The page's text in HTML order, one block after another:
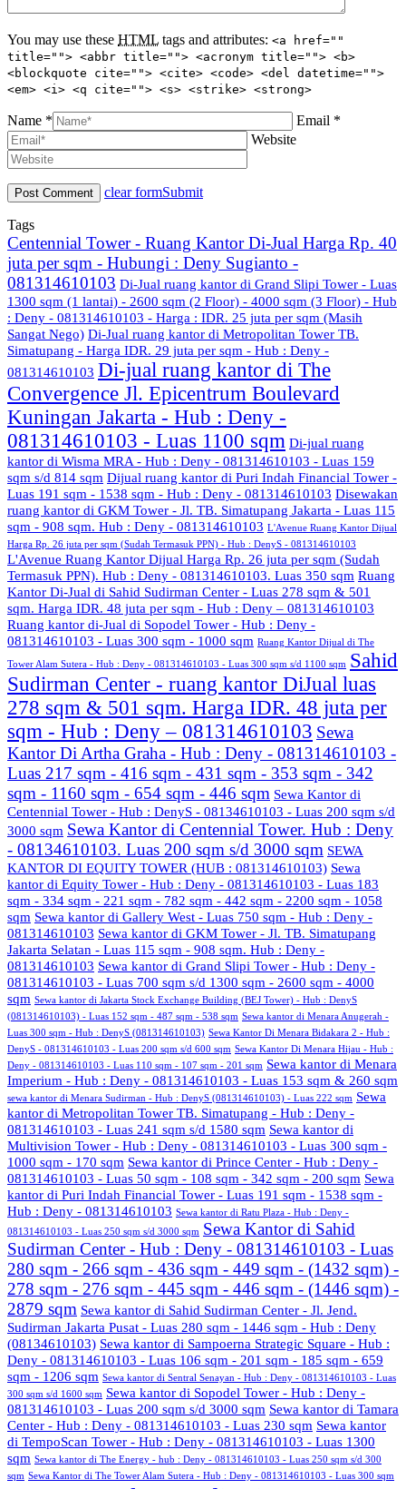
You may use these HTML tags and attributes: <a href=""
title=""> <abbr title=""> <acronym title=""> <b>
<blockquote cite=""> <cite> <code> <del datetime="">
<em> <i> <q cite=""> <s> <strike> <strong>
Name *
Email *
Website
clear formSubmit
Tags
Centennial Tower - Ruang Kantor Di-Jual Harga Rp. 40
juta per sqm - Hubungi : Deny Sugianto -
081314610103 Di-Jual ruang kantor di Grand Slipi Tower - Luas
1300 sqm (1 lantai) - 2600 sqm (2 Floor) - 4000 sqm (3 Floor) - Hub
: Deny - 081314610103 - Harga : IDR. 25 juta per sqm (Masih
Sangat Nego) Di-Jual ruang kantor di Metropolitan Tower TB.
Simatupang - Harga IDR. 29 juta per sqm - Hub : Deny -
081314610103 Di-jual ruang kantor di The
Convergence Jl. Epicentrum Boulevard
Kuningan Jakarta - Hub : Deny -
081314610103 - Luas 1100 sqm Di-jual ruang
kantor di Wisma MRA - Hub : Deny - 081314610103 - Luas 159
sqm s/d 814 sqm Dijual ruang kantor di Puri Indah Financial Tower -
Luas 191 sqm - 1538 sqm - Hub : Deny - 081314610103 Disewakan
ruang kantor di GKM Tower - Jl. TB. Simatupang Jakarta - Luas 115
sqm - 908 sqm. Hub : Deny - 081314610103 L'Avenue Ruang Kantor Dijual
Harga Rp. 26 juta per sqm (Sudah Termasuk PPN) - Hub : DenyS - 081314610103
L'Avenue Ruang Kantor Dijual Harga Rp. 26 juta per sqm (Sudah
Termasuk PPN). Hub : Deny - 081314610103. Luas 350 sqm Ruang
Kantor Di-Jual di Sahid Sudirman Center - Luas 278 sqm & 501
sqm. Harga IDR. 48 juta per sqm - Hub : Deny – 081314610103
Ruang kantor di-Jual di Sopodel Tower - Hub : Deny -
081314610103 - Luas 300 sqm - 1000 sqm Ruang Kantor Dijual di The
Tower Alam Sutera - Hub : Deny - 081314610103 - Luas 300 sqm s/d 1100 sqm Sahid
Sudirman Center - ruang kantor DiJual luas
278 sqm & 501 sqm. Harga IDR. 48 juta per
sqm - Hub : Deny – 081314610103 Sewa
Kantor Di Artha Graha - Hub : Deny - 081314610103 -
Luas 217 sqm - 416 sqm - 431 sqm - 353 sqm - 342
sqm - 1160 sqm - 654 sqm - 446 sqm Sewa Kantor di
Centennial Tower - Hub : DenyS - 08134610103 - Luas 200 sqm s/d
3000 sqm Sewa Kantor di Centennial Tower. Hub : Deny
- 08134610103. Luas 200 sqm s/d 3000 sqm SEWA
KANTOR DI EQUITY TOWER (HUB : 081314610103) Sewa
kantor di Equity Tower - Hub : Deny - 081314610103 - Luas 183
sqm - 334 sqm - 221 sqm - 782 sqm - 442 sqm - 2200 sqm - 1058
sqm Sewa kantor di Gallery West - Luas 750 sqm - Hub : Deny -
081314610103 Sewa kantor di GKM Tower - Jl. TB. Simatupang
Jakarta Selatan - Luas 115 sqm - 908 sqm. Hub : Deny -
081314610103 Sewa kantor di Grand Slipi Tower - Hub : Deny -
081314610103 - Luas 700 sqm s/d 1300 sqm - 2600 sqm - 4000
sqm Sewa kantor di Jakarta Stock Exchange Building (BEJ Tower) - Hub : DenyS
(081314610103) - Luas 152 sqm - 487 sqm - 538 sqm Sewa kantor di Menara Anugerah -
Luas 300 sqm - Hub : DenyS (081314610103) Sewa Kantor Di Menara Bidakara 2 - Hub :
DenyS - 081314610103 - Luas 200 sqm s/d 600 sqm Sewa Kantor Di Menara Hijau - Hub :
Deny - 081314610103 - Luas 110 sqm - 107 sqm - 201 sqm Sewa kantor di Menara
Imperium - Hub : Deny - 081314610103 - Luas 153 sqm & 260 sqm
sewa kantor di Menara Sudirman - Hub : DenyS (081314610103) - Luas 222 sqm Sewa
kantor di Metropolitan Tower TB. Simatupang - Hub : Deny -
081314610103 - Luas 241 sqm s/d 1580 sqm Sewa kantor di
Multivision Tower - Hub : Deny - 081314610103 - Luas 300 sqm -
1000 sqm - 170 sqm Sewa kantor di Prince Center - Hub : Deny -
081314610103 - Luas 50 sqm - 108 sqm - 342 sqm - 200 sqm Sewa
kantor di Puri Indah Financial Tower - Luas 191 sqm - 1538 sqm -
Hub : Deny - 081314610103 Sewa kantor di Ratu Plaza - Hub : Deny -
081314610103 - Luas 250 sqm s/d 3000 sqm Sewa Kantor di Sahid
Sudirman Center - Hub : Deny - 081314610103 - Luas
280 sqm - 266 sqm - 436 sqm - 449 sqm - (1432 sqm) -
278 sqm - 276 sqm - 445 sqm - 446 sqm - (1446 sqm) -
2879 sqm Sewa kantor di Sahid Sudirman Center - Jl. Jend.
Sudirman Jakarta Pusat - Luas 280 sqm - 1446 sqm - Hub : Deny
(08134610103) Sewa kantor di Sampoerna Strategic Square - Hub :
Deny - 081314610103 - Luas 106 sqm - 201 sqm - 185 sqm - 659
sqm - 1206 sqm Sewa kantor di Sentral Senayan - Hub : Deny - 081314610103 - Luas
300 sqm s/d 1600 sqm Sewa kantor di Sopodel Tower - Hub : Deny -
081314610103 - Luas 200 sqm s/d 3000 sqm Sewa kantor di Tamara
Center - Hub : Deny - 081314610103 - Luas 230 sqm Sewa kantor
di TempoScan Tower - Hub : Deny - 081314610103 - Luas 1300
sqm Sewa kantor di The Energy - hub : Deny - 081314610103 - Luas 250 sqm s/d 300
sqm Sewa Kantor di The Tower Alam Sutera - Hub : Deny - 081314610103 - Luas 300 sqm